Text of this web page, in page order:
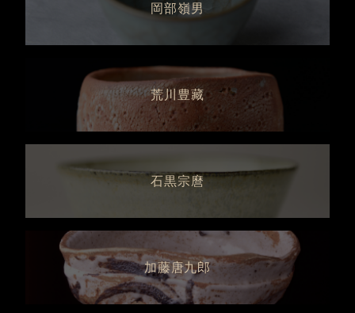
岡部嶺男
荒川豊藏
石黒宗麿
加藤唐九郎